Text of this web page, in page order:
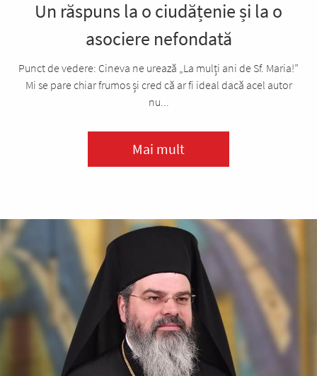
Un răspuns la o ciudățenie și la o
asociere nefondată
Punct de vedere: Cineva ne urează „La mulți ani de Sf. Maria!”
Mi se pare chiar frumos și cred că ar fi ideal dacă acel autor
nu...
Mai mult